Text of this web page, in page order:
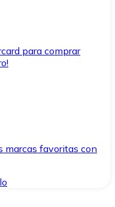
para comprar
marcas favoritas con